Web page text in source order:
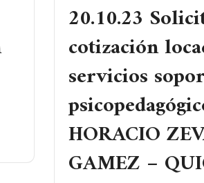
20.10.23
cotización
servicios
HORACIO
GAMEZ –